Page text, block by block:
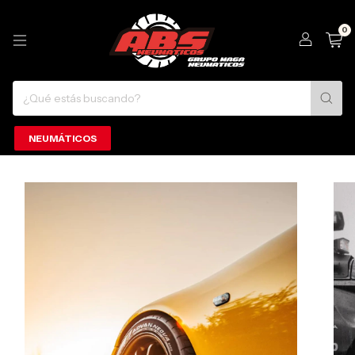
0
NEUMÁTICOS